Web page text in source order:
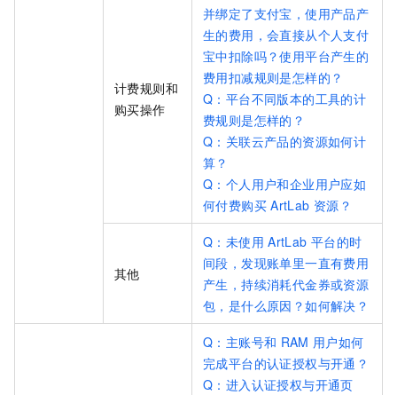
计费规则和
购买操作
并绑定了支付宝，使用产品产
生的费用，会直接从个人支付
宝中扣除吗？使用平台产生的
费用扣减规则是怎样的？
Q：平台不同版本的工具的计
费规则是怎样的？
Q：关联云产品的资源如何计
算？
Q：个人用户和企业用户应如
何付费购买 ArtLab 资源？
其他
Q：未使用 ArtLab 平台的时
间段，发现账单里一直有费用
产生，持续消耗代金券或资源
包，是什么原因？如何解决？
Q：主账号和 RAM 用户如何
完成平台的认证授权与开通？
Q：进入认证授权与开通页